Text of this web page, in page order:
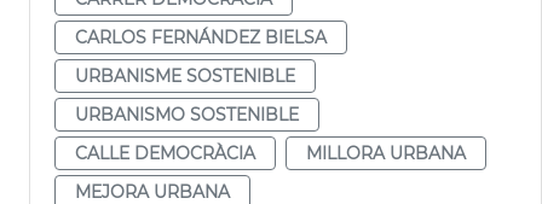
CARLOS FERNÁNDEZ BIELSA
URBANISME SOSTENIBLE
URBANISMO SOSTENIBLE
CALLE DEMOCRÀCIA
MILLORA URBANA
MEJORA URBANA